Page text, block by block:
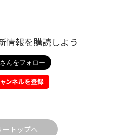
情報を購読しよう
ートップへ